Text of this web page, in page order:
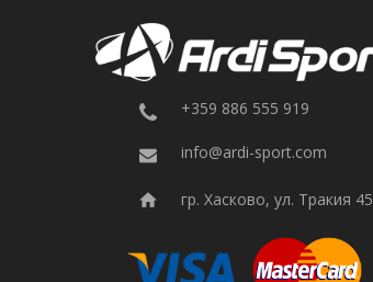
+359 886 555 919
info@ardi-sport.com
гр. Хасково, ул. Тракия 45